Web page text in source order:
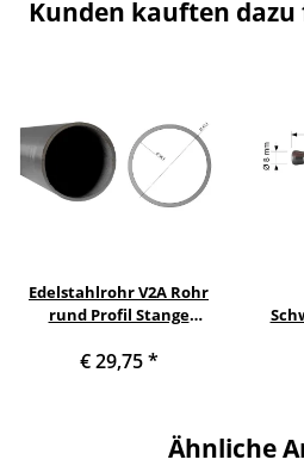
Kunden kauften
Edelstahlrohr V2A Rohr
rund Profil Stange
(1¼ Zoll) Länge: 1200 mm
€ 29,75*
Ähnliche